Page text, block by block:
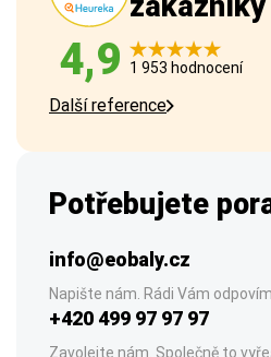
4,9 1 953 hodnocení
Další reference
Potřebujete
info@eobaly.cz
Napište nám. Rádi Vám
+420 499 97 97 97
Zavolejte nám. Společně to